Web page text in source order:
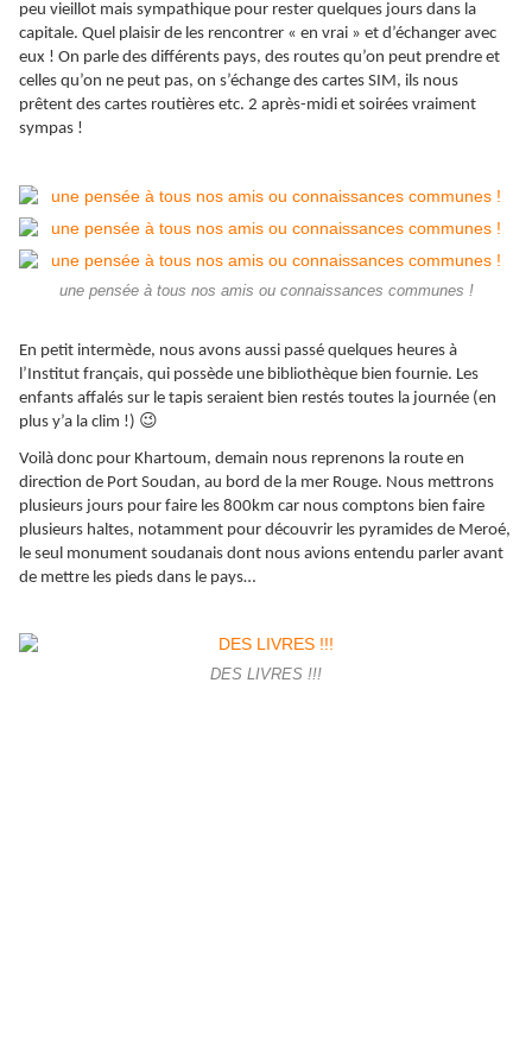
peu vieillot mais sympathique pour rester quelques jours dans la
capitale. Quel plaisir de les rencontrer « en vrai » et d’échanger avec
eux ! On parle des différents pays, des routes qu’on peut prendre et
celles qu’on ne peut pas, on s’échange des cartes SIM, ils nous
prêtent des cartes routières etc. 2 après-midi et soirées vraiment
sympas !
une pensée à tous nos amis ou connaissances communes !
En petit intermède, nous avons aussi passé quelques heures à
l’Institut français, qui possède une bibliothèque bien fournie. Les
enfants affalés sur le tapis seraient bien restés toutes la journée (en
plus y’a la clim !) 😉
Voilà donc pour Khartoum, demain nous reprenons la route en
direction de Port Soudan, au bord de la mer Rouge. Nous mettrons
plusieurs jours pour faire les 800km car nous comptons bien faire
plusieurs haltes, notamment pour découvrir les pyramides de Meroé,
le seul monument soudanais dont nous avions entendu parler avant
de mettre les pieds dans le pays…
DES LIVRES !!!